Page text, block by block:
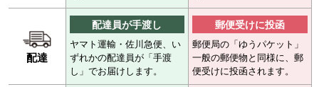
配達
配達員が手渡し
ヤマト運輸・佐川急便、い
ずれかの配達員が「手渡
し」でお届けします。
郵便受けに投函
郵便局の「ゆうパケット」
一般の郵便物と同様に、郵
便受けに投函されます。